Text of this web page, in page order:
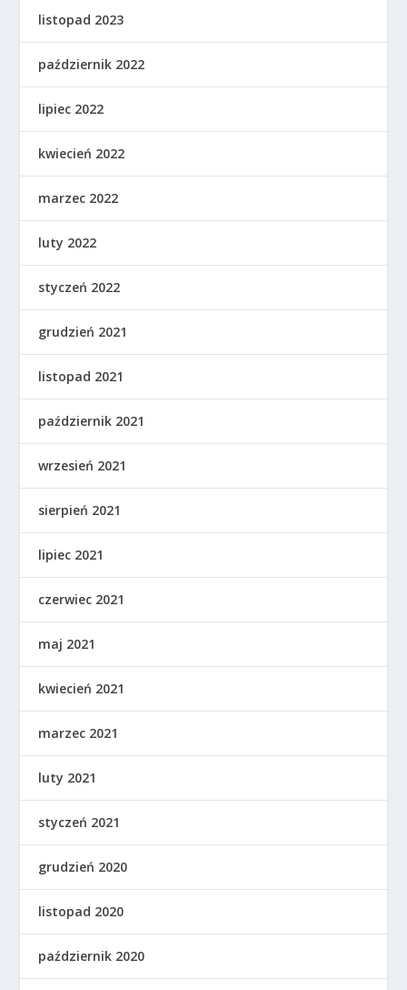
listopad 2023
październik 2022
lipiec 2022
kwiecień 2022
marzec 2022
luty 2022
styczeń 2022
grudzień 2021
listopad 2021
październik 2021
wrzesień 2021
sierpień 2021
lipiec 2021
czerwiec 2021
maj 2021
kwiecień 2021
marzec 2021
luty 2021
styczeń 2021
grudzień 2020
listopad 2020
październik 2020